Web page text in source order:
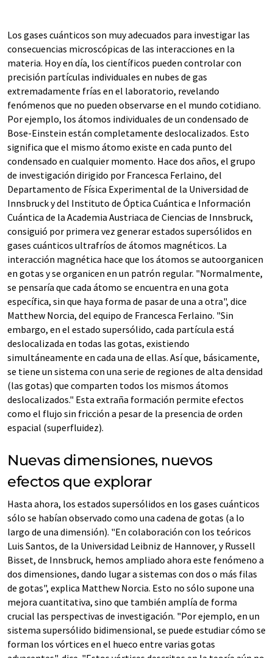
Los gases cuánticos son muy adecuados para investigar las
consecuencias microscópicas de las interacciones en la
materia. Hoy en día, los científicos pueden controlar con
precisión partículas individuales en nubes de gas
extremadamente frías en el laboratorio, revelando
fenómenos que no pueden observarse en el mundo cotidiano.
Por ejemplo, los átomos individuales de un condensado de
Bose-Einstein están completamente deslocalizados. Esto
significa que el mismo átomo existe en cada punto del
condensado en cualquier momento. Hace dos años, el grupo
de investigación dirigido por Francesca Ferlaino, del
Departamento de Física Experimental de la Universidad de
Innsbruck y del Instituto de Óptica Cuántica e Información
Cuántica de la Academia Austriaca de Ciencias de Innsbruck,
consiguió por primera vez generar estados supersólidos en
gases cuánticos ultrafríos de átomos magnéticos. La
interacción magnética hace que los átomos se autoorganicen
en gotas y se organicen en un patrón regular. "Normalmente,
se pensaría que cada átomo se encuentra en una gota
específica, sin que haya forma de pasar de una a otra", dice
Matthew Norcia, del equipo de Francesca Ferlaino. "Sin
embargo, en el estado supersólido, cada partícula está
deslocalizada en todas las gotas, existiendo
simultáneamente en cada una de ellas. Así que, básicamente,
se tiene un sistema con una serie de regiones de alta densidad
(las gotas) que comparten todos los mismos átomos
deslocalizados." Esta extraña formación permite efectos
como el flujo sin fricción a pesar de la presencia de orden
espacial (superfluidez).
Nuevas dimensiones, nuevos
efectos que explorar
Hasta ahora, los estados supersólidos en los gases cuánticos
sólo se habían observado como una cadena de gotas (a lo
largo de una dimensión). "En colaboración con los teóricos
Luis Santos, de la Universidad Leibniz de Hannover, y Russell
Bisset, de Innsbruck, hemos ampliado ahora este fenómeno a
dos dimensiones, dando lugar a sistemas con dos o más filas
de gotas", explica Matthew Norcia. Esto no sólo supone una
mejora cuantitativa, sino que también amplía de forma
crucial las perspectivas de investigación. "Por ejemplo, en un
sistema supersólido bidimensional, se puede estudiar cómo se
forman los vórtices en el hueco entre varias gotas